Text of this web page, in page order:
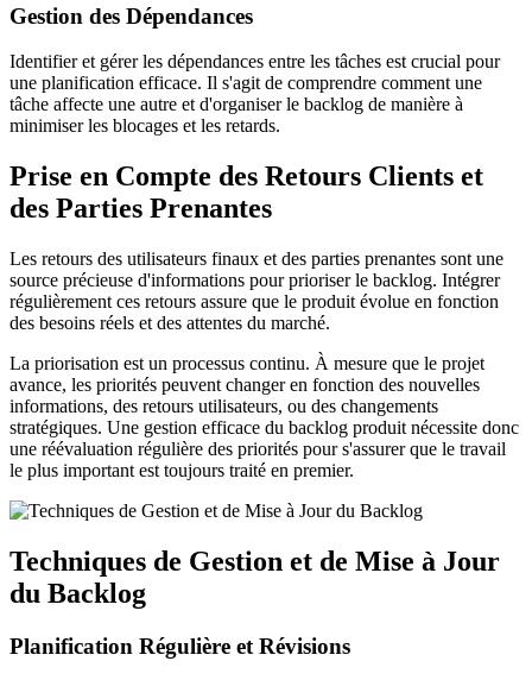
Gestion des Dépendances
Identifier et gérer les dépendances entre les tâches est crucial pour
une planification efficace. Il s'agit de comprendre comment une
tâche affecte une autre et d'organiser le backlog de manière à
minimiser les blocages et les retards.
Prise en Compte des Retours Clients et
des Parties Prenantes
Les retours des utilisateurs finaux et des parties prenantes sont une
source précieuse d'informations pour prioriser le backlog. Intégrer
régulièrement ces retours assure que le produit évolue en fonction
des besoins réels et des attentes du marché.
La priorisation est un processus continu. À mesure que le projet
avance, les priorités peuvent changer en fonction des nouvelles
informations, des retours utilisateurs, ou des changements
stratégiques. Une gestion efficace du backlog produit nécessite donc
une réévaluation régulière des priorités pour s'assurer que le travail
le plus important est toujours traité en premier.
Techniques de Gestion et de Mise à Jour
du Backlog
Planification Régulière et Révisions